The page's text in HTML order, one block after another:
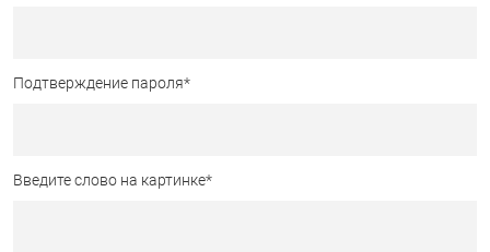
Подтверждение пароля*
Введите слово на картинке*